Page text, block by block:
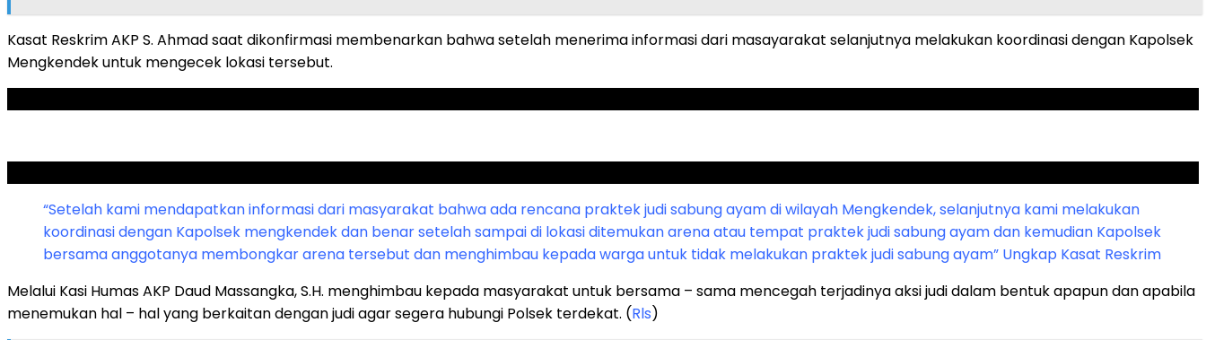
Kasat Reskrim AKP S. Ahmad saat dikonfirmasi membenarkan bahwa setelah menerima informasi dari masayarakat selanjutnya melakukan koordinasi dengan Kapolsek
Mengkendek untuk mengecek lokasi tersebut.
“Setelah kami mendapatkan informasi dari masyarakat bahwa ada rencana praktek judi sabung ayam di wilayah Mengkendek, selanjutnya kami melakukan
koordinasi dengan Kapolsek mengkendek dan benar setelah sampai di lokasi ditemukan arena atau tempat praktek judi sabung ayam dan kemudian Kapolsek
bersama anggotanya membongkar arena tersebut dan menghimbau kepada warga untuk tidak melakukan praktek judi sabung ayam” Ungkap Kasat Reskrim
Melalui Kasi Humas AKP Daud Massangka, S.H. menghimbau kepada masyarakat untuk bersama – sama mencegah terjadinya aksi judi dalam bentuk apapun dan apabila
menemukan hal – hal yang berkaitan dengan judi agar segera hubungi Polsek terdekat. (Rls)